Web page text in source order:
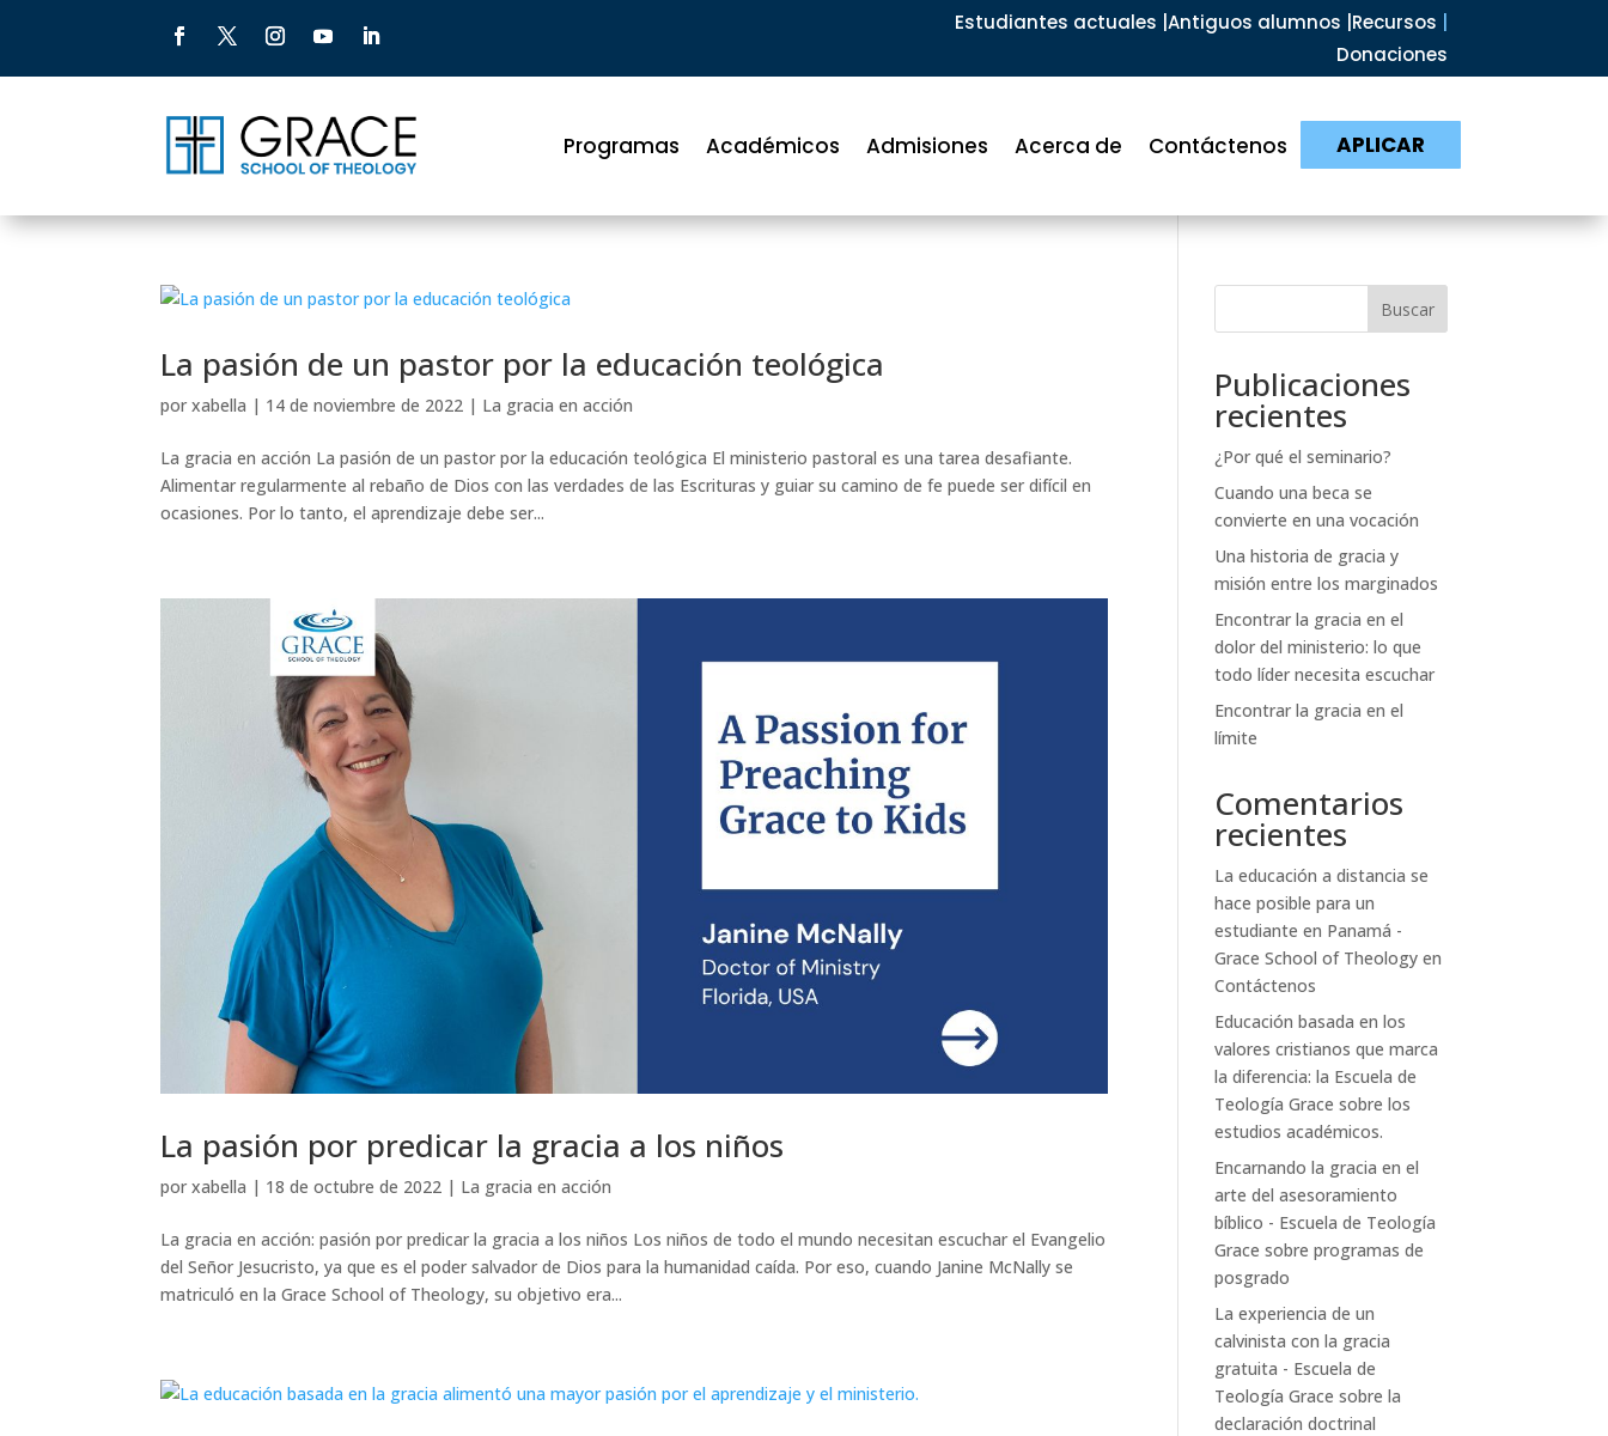
Estudiantes actuales | Antiguos alumnos | Recursos
Donaciones
Programas Académicos Admisiones Acerca de Contáctenos APLICAR
La pasión de un pastor por la educación teológica
porxabella | 14 de noviembre de 2022 | La gracia en acción
La gracia en acción La pasión de un pastor por la educación teológica El ministerio pastoral es una tarea desafiante.
Alimentar regularmente al rebaño de Dios con las verdades de las Escrituras y guiar su camino de fe puede ser difícil en
ocasiones. Por lo tanto, el aprendizaje debe ser...
La pasión por predicar la gracia a los niños
porxabella | 18 de octubre de 2022 | La gracia en acción
La gracia en acción: pasión por predicar la gracia a los niños Los niños de todo el mundo necesitan escuchar el Evangelio
del Señor Jesucristo, ya que es el poder salvador de Dios para la humanidad caída. Por eso, cuando Janine McNally se
matriculó en la Grace School of Theology, su objetivo era...
Buscar
Publicaciones
recientes
¿Por qué el seminario?
Cuando una beca se
convierte en una vocación
Una historia de gracia y
misión entre los marginados
Encontrar la gracia en el
dolor del ministerio: lo que
todo líder necesita escuchar
Encontrar la gracia en el
límite
Comentarios
recientes
La educación a distancia se
hace posible para un
estudiante en Panamá -
Grace School of Theology en
Contáctenos
Educación basada en los
valores cristianos que marca
la diferencia: la Escuela de
Teología Grace sobrelos
estudios académicos.
Encarnando la gracia en el
arte del asesoramiento
bíblico - Escuela de Teología
Grace sobreprogramas de
posgrado
La experiencia de un
calvinista con la gracia
gratuita - Escuela de
Teología Grace sobrela
declaración doctrinal